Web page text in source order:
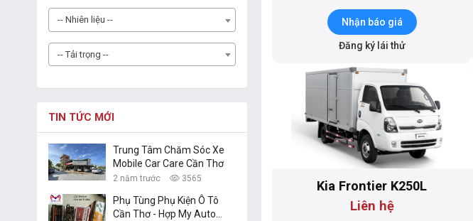
-- Nhiên liệu --
-- Tải trọng --
TIN TỨC MỚI
Trung Tâm Chăm Sóc Xe
Mobile Car Care Cần Thơ
2 năm trước 3565
Phụ Tùng Phụ Kiện Ô Tô
Cần Thơ - Hợp My Auto
Nhận báo giá
Đăng ký lái thử
Kia Frontier K250L
Liên hệ